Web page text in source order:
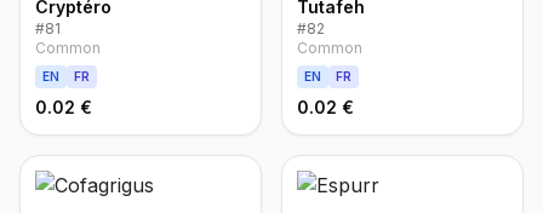
Cryptéro
#81
Common
EN FR
0.02 €
Tutafeh
#82
Common
EN FR
0.02 €